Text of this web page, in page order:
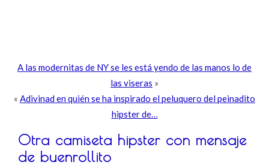
A las modernitas de NY se les está yendo de las manos lo de
las viseras »
« Adivinad en quién se ha inspirado el peluquero del peinadito
hipster de…
Otra camiseta hipster con mensaje
de buenrollito